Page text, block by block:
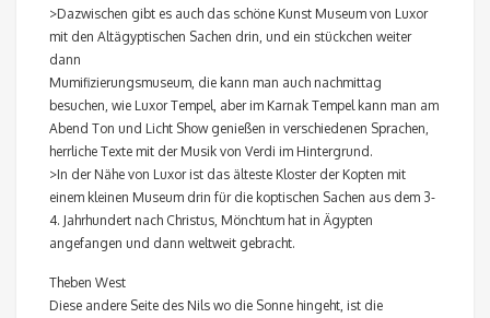
>Dazwischen gibt es auch das schöne Kunst Museum von Luxor
mit den Altägyptischen Sachen drin, und ein stückchen weiter
dann
Mumifizierungsmuseum, die kann man auch nachmittag
besuchen, wie Luxor Tempel, aber im Karnak Tempel kann man am
Abend Ton und Licht Show genießen in verschiedenen Sprachen,
herrliche Texte mit der Musik von Verdi im Hintergrund.
>In der Nähe von Luxor ist das älteste Kloster der Kopten mit
einem kleinen Museum drin für die koptischen Sachen aus dem 3-
4. Jahrhundert nach Christus, Mönchtum hat in Ägypten
angefangen und dann weltweit gebracht.
Theben West
Diese andere Seite des Nils wo die Sonne hingeht, ist die